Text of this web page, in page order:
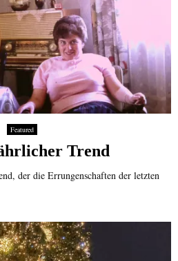
Featured
Trend
der die Errungenschaften der letzten